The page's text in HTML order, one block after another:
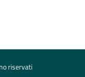
riservati